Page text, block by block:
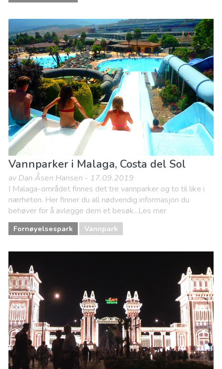
Vannparker i Malaga, Costa del Sol
av Dan Åsen Hansen - 17.09.2019
I Malaga-området finnes det tre vannparker og to til like i
nærheten. Her finner du all nødvendig informasjon du
behøver for å avlegge dem et besøk...Les mer
Fornøyelsespark Vannpark